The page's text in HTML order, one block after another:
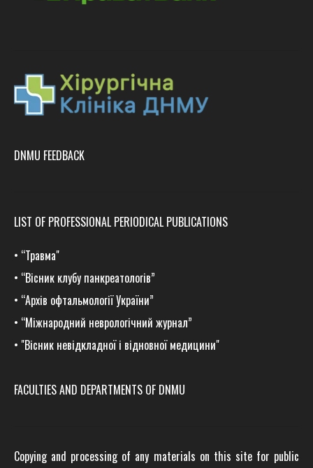
DNMU FEEDBACK
LIST OF PROFESSIONAL PERIODICAL PUBLICATIONS
• “Травма"
• “Вісник клубу панкреатологів”
• “Архів офтальмології України”
• “Міжнародний неврологічний журнал”
• "Вісник невідкладної і відновної медицини"
FACULTIES AND DEPARTMENTS OF DNMU
Copying and processing of any materials on this site for public